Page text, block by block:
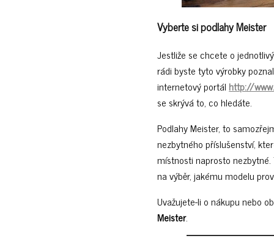
Vyberte si podlahy Meister
Jestliže se chcete o
rádi byste tyto výrobky
internetový portál http://
se skrývá to, co hledáte.
Podlahy Meister, to
nezbytného příslušenství,
místnosti naprosto
na výběr, jakému modelu
Uvažujete-li o nákupu nebo
Meister.